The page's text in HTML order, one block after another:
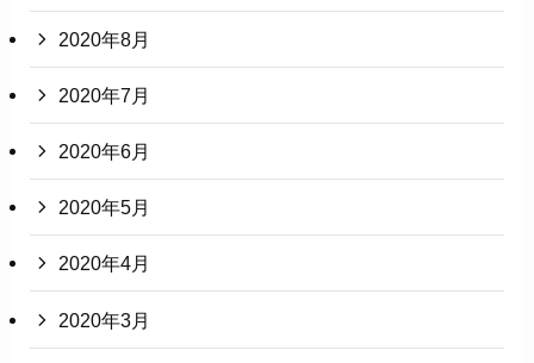
2020年8月
2020年7月
2020年6月
2020年5月
2020年4月
2020年3月